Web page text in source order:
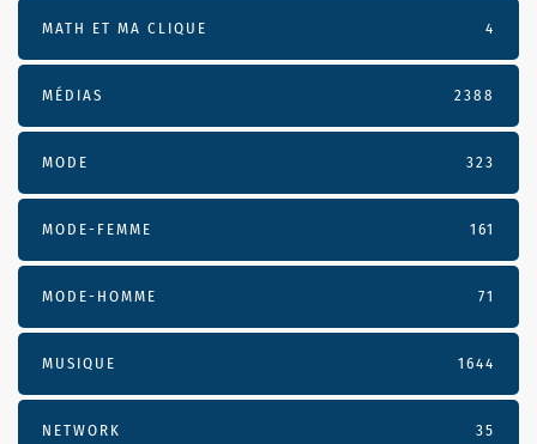
MATH ET MA CLIQUE 4
MÉDIAS 2388
MODE 323
MODE-FEMME 161
MODE-HOMME 71
MUSIQUE 1644
NETWORK 35